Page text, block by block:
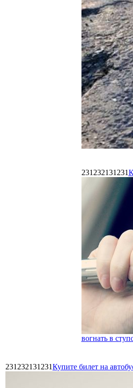
231232131231
вогнать в
231232131231Купите билет на